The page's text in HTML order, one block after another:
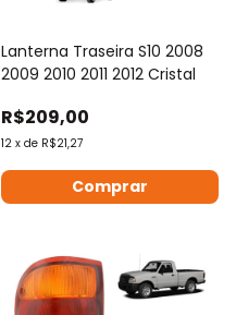
Lanterna Traseira S10 2008
2009 2010 2011 2012 Cristal
R$209,00
12 x de R$21,27
Comprar